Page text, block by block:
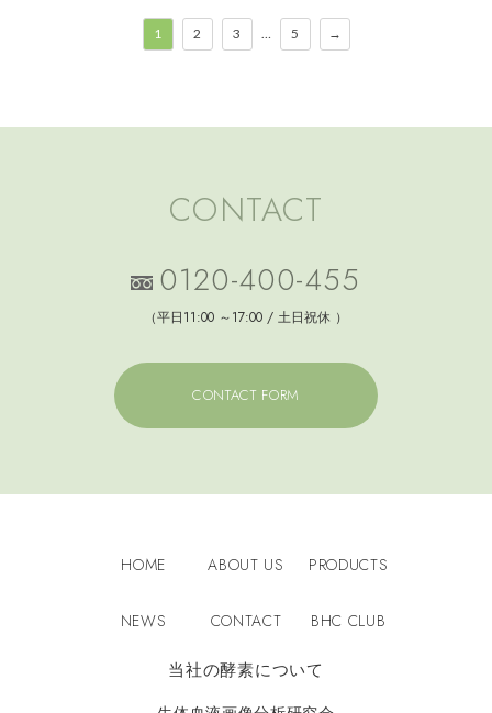
1 2 3 5 →
CONTACT
0120-400-455
（平日11:00 ～17:00 / 土日祝休 ）
CONTACT FORM
HOME ABOUT US PRODUCTS
NEWS CONTACT BHC CLUB
当社の酵素について